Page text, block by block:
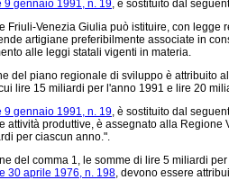
9 gennaio 1991, n. 19, è sostituito dal
Venezia Giulia può istituire, con legge
artigiane preferibilmente associate in
alle leggi statali vigenti in materia.
del piano regionale di sviluppo è attribuito
lire 15 miliardi per l'anno 1991 e lire 20
9 gennaio 1991, n. 19, è sostituito dal
attività produttive, è assegnato alla
per ciascun anno.".
del comma 1, le somme di lire 5 miliardi
30 aprile 1976, n. 198, devono essere